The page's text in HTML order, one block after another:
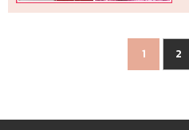
1 2